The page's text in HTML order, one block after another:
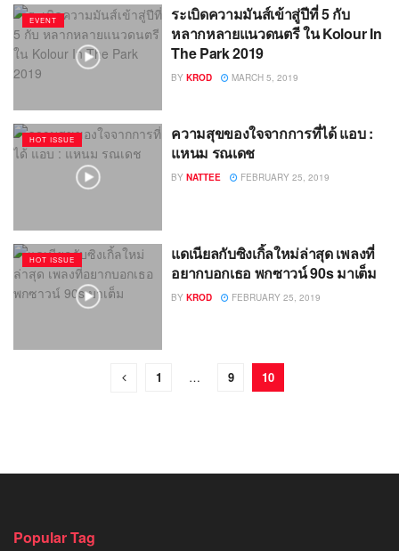
EVENT
ระเบิดความมันส์เข้าสู่ปีที่ 5 กับ
หลากหลายแนวดนตรี ใน Kolour In
The Park 2019
BY KROD MARCH 5, 2019
HOT ISSUE
ความสุขของใจจากการที่ได้ แอบ :
แหนม รณเดช
BY NATTEE FEBRUARY 25, 2019
HOT ISSUE
แดเนียลกับซิงเกิ้ลใหม่ล่าสุด เพลงที่
อยากบอกเธอ พกซาวน์ 90s มาเต็ม
BY KROD FEBRUARY 25, 2019
1 … 9 10
Popular Tag